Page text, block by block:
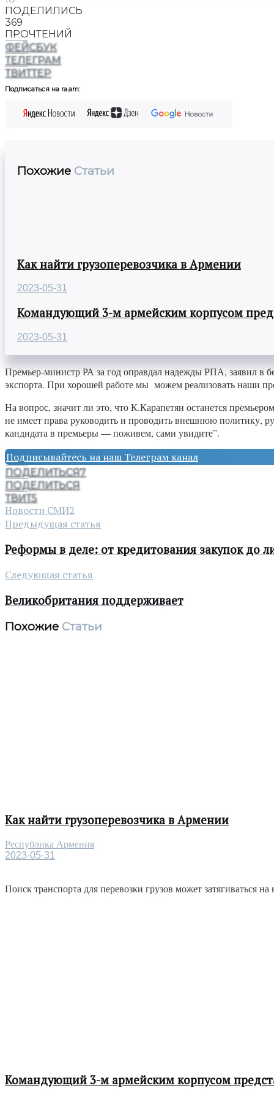
ПОДЕЛИЛИСЬ
369
ПРОЧТЕНИЙ
ФЕЙСБУК
ТЕЛЕГРАМ
ТВИТТЕР
Подписаться на ra.am:
Похожие Статьи
Как найти грузоперевозчика в Армении
2023-05-31
Командующий 3-м армейским корпусом
2023-05-31
Премьер-министр РА за год оправдал надежды РПА, заявил в
экспорта. При хорошей работе мы можем реализовать наши
На вопрос, значит ли это, что К.Карапетян останется
не имеет прaва руководить и проводить внешнюю политику,
кандидата в премьеры — поживем, сами увидите”.
Подписывайтесь на наш Телеграм канал
ПОДЕЛИТЬСЯ7
ПОДЕЛИТЬСЯ
ТВИТ5
Новости СМИ2
Предыдущая статья
Реформы в деле: от кредитования закупок до
Следующая статья
Великобритания поддерживает
Похожие Статьи
Как найти грузоперевозчика в Армении
Республика Армения
2023-05-31
Поиск транспорта для перевозки грузов может затягиваться
Командующий 3-м армейским корпусом